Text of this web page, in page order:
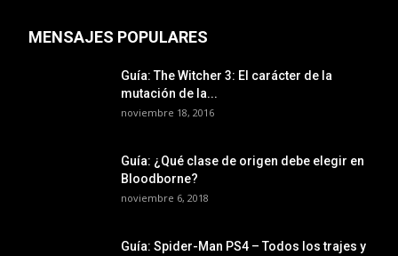
MENSAJES POPULARES
Guía: The Witcher 3: El carácter de la
mutación de la...
noviembre 18, 2016
Guía: ¿Qué clase de origen debe elegir en
Bloodborne?
noviembre 6, 2018
Guía: Spider-Man PS4 – Todos los trajes y